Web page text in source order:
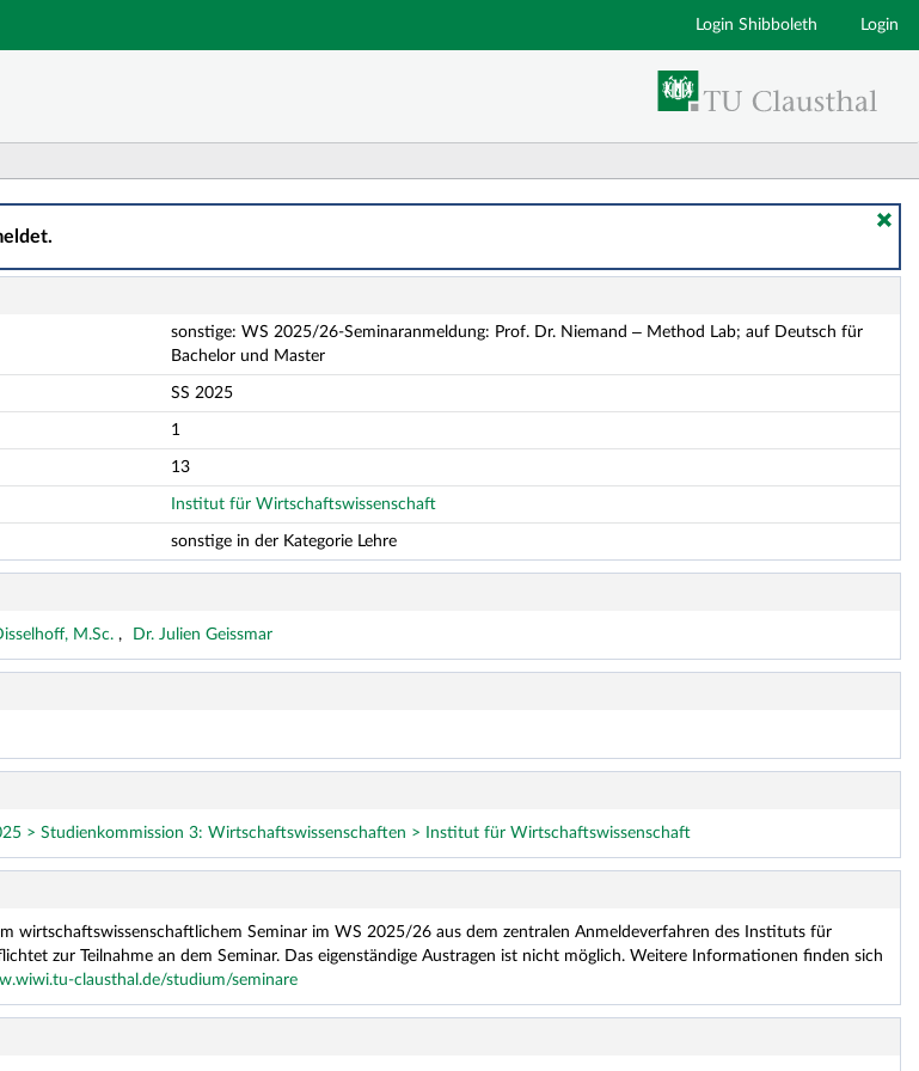
Hauptnavigation
Login Shibboleth Login
Prof. Dr. Niemand – Method Lab; auf Deutsch für Bachelor und Master - Details
sonstige: WS 2025/26-Seminaranmeldung: Prof. Dr. Niemand – Method Lab; auf Deutsch für
Bachelor und Master
SS 2025
1
13
Institut für Wirtschaftswissenschaft
sonstige in der Kategorie Lehre
M.Sc. Dr. Julien Geissmar
> Studienkommission 3: Wirtschaftswissenschaften > Institut für Wirtschaftswissenschaft
wirtschaftswissenschaftlichem Seminar im WS 2025/26 aus dem zentralen Anmeldeverfahren des Instituts für
zur Teilnahme an dem Seminar. Das eigenständige Austragen ist nicht möglich. Weitere Informationen finden sich
clausthal.de/studium/seminare